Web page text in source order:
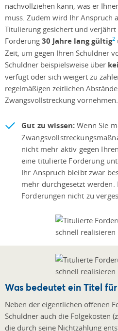
nachvollziehen kann, was er
muss. Zudem wird Ihr Anspruch
Titulierung gesichert und
Forderung 30 Jahre lang gültig2
Zeit, um gegen Ihren Schuldner
Schuldner beispielsweise über
verfügt oder sich weigert zu
regelmäßigen zeitlichen
Zwangsvollstreckung vornehmen.
Gut zu wissen: Wenn Sie
nicht mehr aktiv gegen
eine titulierte Forderung
Ihr Anspruch bleibt zwar
mehr durchgesetzt
Forderungen nicht zu
Was bedeutet ein Titel
Neben der eigentlichen offenen
Schuldner auch die Folgekosten
die durch seine Nichtzahlung